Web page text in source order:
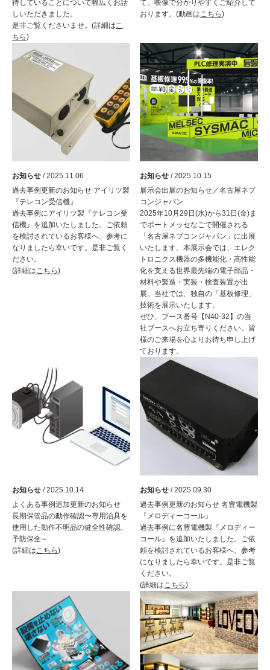
待していることについて幅広くお話
しいただきました。
是非ご覧くださいませ。(詳細はこ
ちら)
て、映像で分かりやすくご紹介して
おります。(動画はこちら)
お知らせ / 2025.11.06
過去事例更新のお知らせ アイリツ製
『テレコン受信機』
過去事例にアイリツ製『テレコン受
信機』を追加いたしました。ご依頼
を検討されているお客様へ、参考に
なりましたら幸いです。是非ご覧く
ださい。
(詳細はこちら)
お知らせ / 2025.10.15
展示会出展のお知らせ／名古屋ネプ
コンジャパン
2025年10月29日(水)から31日(金)ま
でポートメッセなごで開催される
「名古屋ネプコンジャパン」に出展
いたします。本展示会では、エレク
トロニクス機器の多機能化・高性能
化を支える世界最先端の電子部品・
材料や製造・実装・検査装置が出
展。当社では、独自の「基板修理」
技術を展示いたします。
ぜひ、ブース番号【N40-32】の当
社ブースへお立ち寄りください。皆
様のご来場を心よりお待ち申し上げ
ております。
お知らせ / 2025.10.14
よくある事例追加更新のお知らせ
長期保管品の動作確認〜専用治具を
使用した動作不明品の健全性確認、
予防保全～
(詳細は こちら)
お知らせ / 2025.09.30
過去事例更新のお知らせ 名豊電機製
『メロディーコール』
過去事例に名豊電機製『メロディー
コール』を追加いたしました。ご依
頼を検討されているお客様へ、参考
になりましたら幸いです。是非ご覧
ください。
(詳細は こちら)